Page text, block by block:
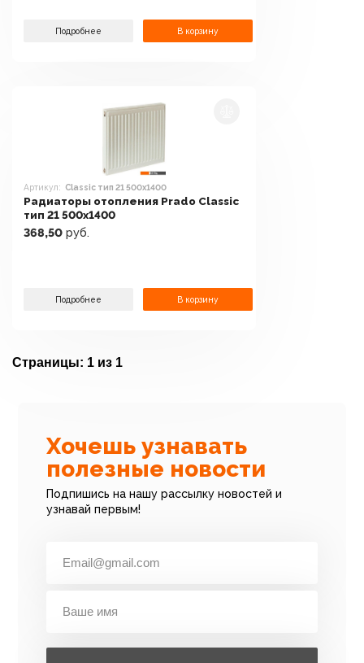
Подробнее В корзину
Артикул: Classic тип 21 500x1400
Радиаторы отопления Prado Classic
тип 21 500x1400
368,50 руб.
Подробнее В корзину
Страницы: 1 из 1
Хочешь узнавать
полезные новости
Подпишись на нашу рассылку новостей и
узнавай первым!